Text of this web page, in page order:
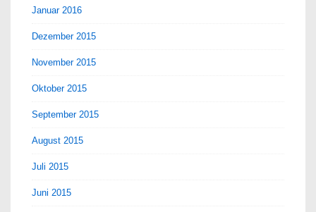
Januar 2016
Dezember 2015
November 2015
Oktober 2015
September 2015
August 2015
Juli 2015
Juni 2015